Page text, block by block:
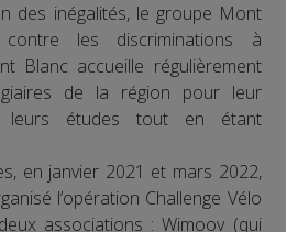
des inégalités, le groupe Mont
les discriminations à
Blanc accueille régulièrement
de la région pour leur
leurs études tout en étant
en janvier 2021 et mars 2022,
l’opération Challenge Vélo
associations : Wimoov (qui